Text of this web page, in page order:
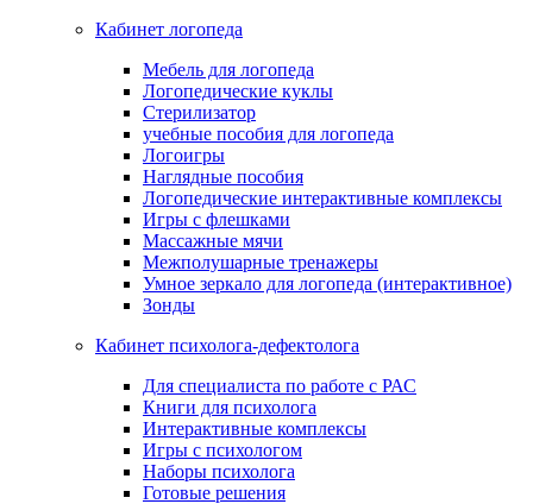
Кабинет логопеда
Мебель для логопеда
Логопедические куклы
Стерилизатор
учебные пособия для логопеда
Логоигры
Наглядные пособия
Логопедические интерактивные комплексы
Игры с флешками
Массажные мячи
Межполушарные тренажеры
Умное зеркало для логопеда (интерактивное)
Зонды
Кабинет психолога-дефектолога
Для специалиста по работе с РАС
Книги для психолога
Интерактивные комплексы
Игры с психологом
Наборы психолога
Готовые решения